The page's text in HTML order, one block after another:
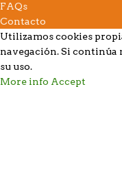
FAQs
Contacto
Utilizamos cookies
navegación. Si continúa
su uso.
More info Accept